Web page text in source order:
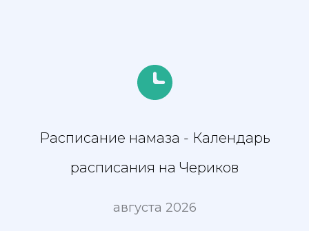
Расписание намаза - Календарь
расписания на Чериков
августа 2026